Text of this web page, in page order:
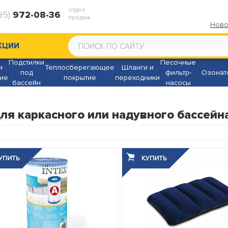
972-08-36
отдел
продаж
Подстилки
под
бассейн
Теплосберегающее
покрытие
Шланги и
переходники
Песочные
фильтр-
насосы
каркасного или надувного